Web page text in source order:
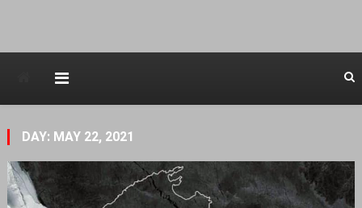
DAY: MAY 22, 2021